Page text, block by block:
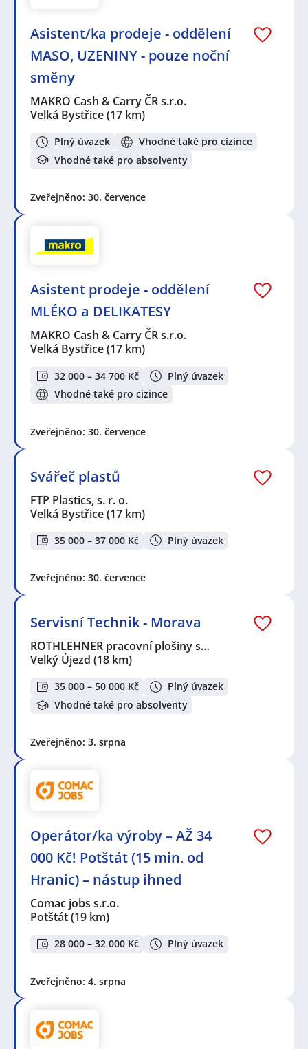
Asistent/ka prodeje - oddělení
MASO, UZENINY - pouze noční
směny
MAKRO Cash & Carry ČR s.r.o.
Velká Bystřice(17 km)
Plný úvazek
Vhodné také pro cizince
Vhodné také pro absolventy
Zveřejněno: 30. července
Asistent prodeje - oddělení
MLÉKO a DELIKATESY
MAKRO Cash & Carry ČR s.r.o.
Velká Bystřice(17 km)
32 000 – 34 700 Kč
Plný úvazek
Vhodné také pro cizince
Zveřejněno: 30. července
Svářeč plastů
FTP Plastics, s. r. o.
Velká Bystřice(17 km)
35 000 – 37 000 Kč Plný úvazek
Zveřejněno: 30. července
Servisní Technik - Morava
ROTHLEHNER pracovní plošiny s…
Velký Újezd (18 km)
35 000 – 50 000 Kč
Plný úvazek
Vhodné také pro absolventy
Zveřejněno: 3. srpna
Operátor/ka výroby – AŽ 34
000 Kč! Potštát (15 min. od
Hranic) – nástup ihned
Comac jobs s.r.o.
Potštát(19 km)
28 000 – 32 000 Kč Plný úvazek
Zveřejněno: 4. srpna